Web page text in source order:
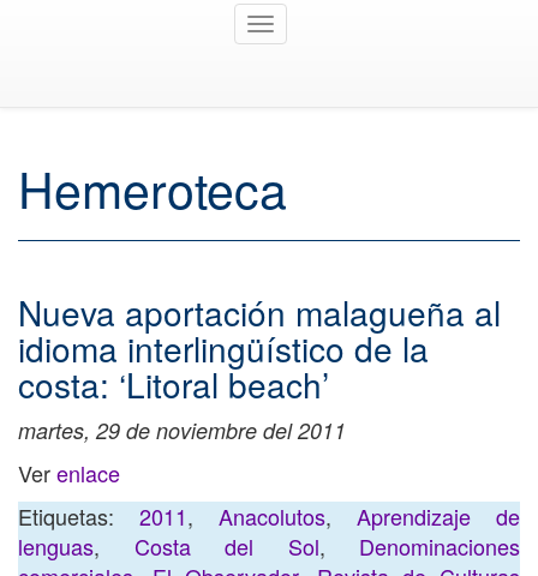
Toggle
Hemeroteca
Nueva aportación malagueña al
idioma interlingüístico de la
costa: ‘Litoral beach’
martes, 29 de noviembre del 2011
Verenlace
Etiquetas: 2011, Anacolutos, Aprendizaje de
lenguas, Costa del Sol, Denominaciones